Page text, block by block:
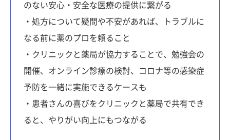
のない安心・安全な医療の提供に繋がる
・処方について疑問や不安があれば、トラブルに
なる前に薬のプロを頼ること
・クリニックと薬局が協力することで、勉強会の
開催、オンライン診療の検討、コロナ等の感染症
予防を一緒に実施できるケースも
・患者さんの喜びをクリニックと薬局で共有でき
ると、やりがい向上にもつながる